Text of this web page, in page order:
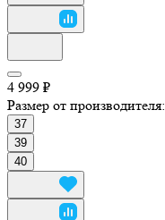
4 999 ₽
Размер от производителя:
37
39
40